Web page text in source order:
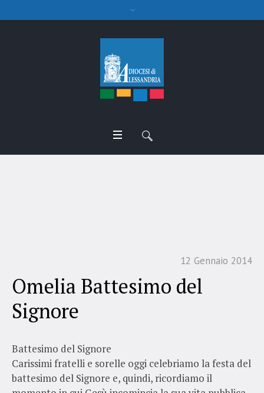
12 Gennaio 2014
Omelia Battesimo del
Signore
Battesimo del Signore
Carissimi fratelli e sorelle oggi celebriamo la festa del
battesimo del Signore e, quindi, ricordiamo il